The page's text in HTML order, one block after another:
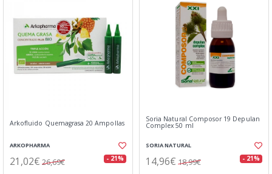
Arkofluido Quemagrasa 20 Ampollas
ARKOPHARMA
21,02€ 26,69€ - 21%
Soria Natural Composor 19 Depulan
Complex 50 ml
SORIA NATURAL
14,96€ 18,99€ - 21%